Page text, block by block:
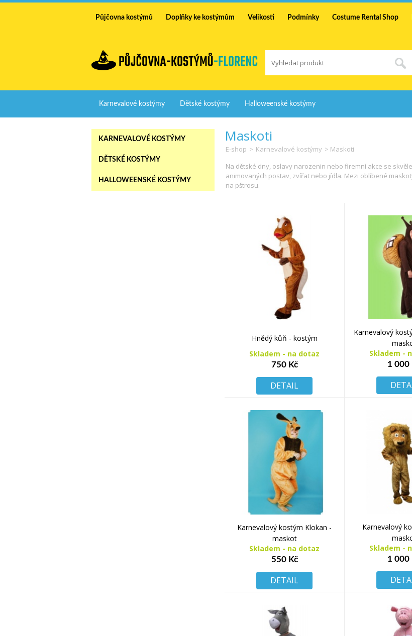
Půjčovna kostýmů Doplňky ke kostýmům Velikosti Podmínky Costume Rental Shop
Karnevalové kostýmy Dětské kostýmy Halloweenské kostýmy
KARNEVALOVÉ KOSTÝMY
DĚTSKÉ KOSTÝMY
HALLOWEENSKÉ KOSTÝMY
Maskoti
E-shop > Karnevalové kostýmy > Maskoti
Na dětské dny, oslavy narozenin nebo firemní akce se
animovaných postav, zvířat nebo jídla. Mezi oblíbené
na pštrosu.
Hnědý kůň - kostým
Skladem - na dotaz
750 Kč
DETAIL
Karnevalový
Skladem -
1 000
Karnevalový kostým Klokan -
maskot
Skladem - na dotaz
550 Kč
DETAIL
Karnevalový
Skladem -
1 000